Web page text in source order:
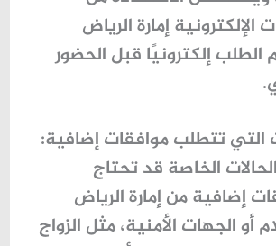
الإلكترونية إمارة الرياض
الطلب إلكترونيًا قبل الحضور
التي تتطلب موافقات إضافية:
الخاصة قد تحتاج
إضافية من إمارة الرياض
أو الجهات الأمنية، مثل الزواج